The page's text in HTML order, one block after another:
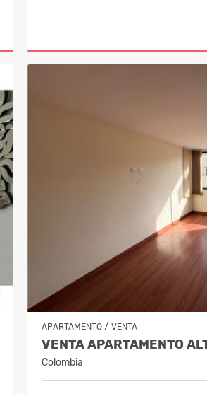
APARTAMENTO / VENTA
Colombia